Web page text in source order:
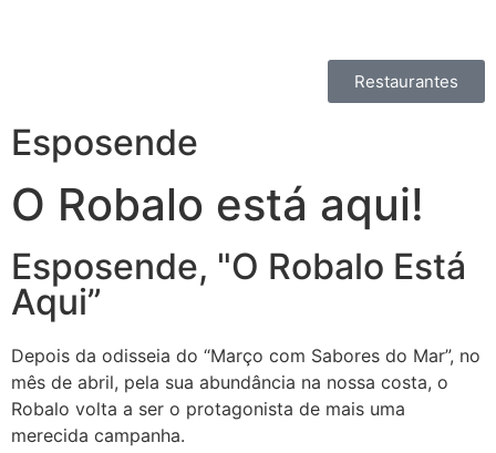
Restaurantes
Esposende
O Robalo está aqui!
Esposende, "O Robalo Está
Aqui”
Depois da odisseia do “Março com Sabores do Mar”, no
mês de abril, pela sua abundância na nossa costa, o
Robalo volta a ser o protagonista de mais uma
merecida campanha.